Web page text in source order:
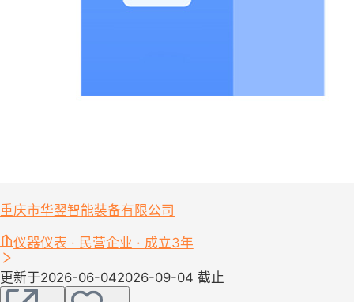
重庆市华翌智能装备有限公司
仪器仪表 · 民营企业 · 成立3年
更新于2026-06-042026-09-04 截止